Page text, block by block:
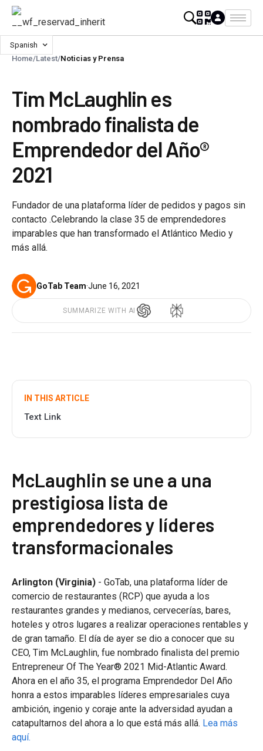
Spanish
Home/Latest/Noticias y Prensa
Tim McLaughlin es
nombrado finalista de
Emprendedor del Año®
2021
Fundador de una plataforma líder de pedidos y pagos sin
contacto .Celebrando la clase 35 de emprendedores
imparables que han transformado el Atlántico Medio y
más allá.
GoTab Team·June 16, 2021
SUMMARIZE WITH AI
IN THIS ARTICLE
Text Link
McLaughlin se une a una
prestigiosa lista de
emprendedores y líderes
transformacionales
Arlington (Virginia) - GoTab, una plataforma líder de
comercio de restaurantes (RCP) que ayuda a los
restaurantes grandes y medianos, cervecerías, bares,
hoteles y otros lugares a realizar operaciones rentables y
de gran tamaño. El día de ayer se dio a conocer que su
CEO, Tim McLaughlin, fue nombrado finalista del premio
Entrepreneur Of The Year® 2021 Mid-Atlantic Award.
Ahora en el año 35, el programa Emprendedor Del Año
honra a estos imparables líderes empresariales cuya
ambición, ingenio y coraje ante la adversidad ayudan a
catapultarnos del ahora a lo que está más allá. Lea más
aquí.